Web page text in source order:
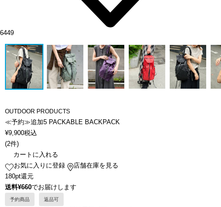
6449
OUTDOOR PRODUCTS
≪予約≫追加5 PACKABLE BACKPACK
¥9,900税込
(2件)
カートに入れる
お気に入りに登録
店舗在庫を見る
180pt還元
送料¥660でお届けします
予約商品 返品可